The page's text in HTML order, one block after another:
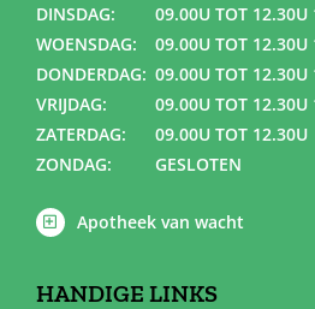
DINSDAG:
09.00U TOT
WOENSDAG:
09.00U TOT
DONDERDAG: 09.00U TOT
VRIJDAG:
09.00U TOT
ZATERDAG:
09.00U TOT 12.30U
ZONDAG:
GESLOTEN
Apotheek van wacht
HANDIGE LINKS